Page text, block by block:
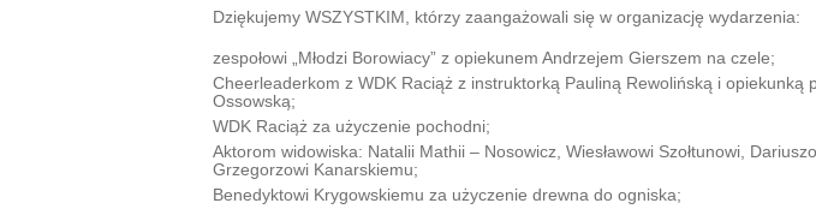
Dziękujemy WSZYSTKIM, którzy zaangażowali się w organizację wydarzenia:
zespołowi „Młodzi Borowiacy” z opiekunem Andrzejem Gierszem na czele;
Cheerleaderkom z WDK Raciąż z instruktorką Pauliną Rewolińską i opiekunką
Ossowską;
WDK Raciąż za użyczenie pochodni;
Aktorom widowiska: Natalii Mathii – Nosowicz, Wiesławowi Szołtunowi,
Grzegorzowi Kanarskiemu;
Benedyktowi Krygowskiemu za użyczenie drewna do ogniska;